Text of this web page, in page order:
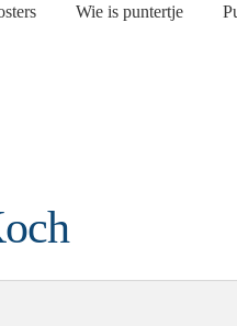
Wie is puntertje